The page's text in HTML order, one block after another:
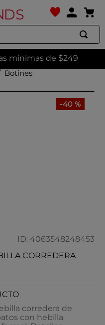
mínimas de $249
Botines
-40 %
ID: 4063548248453
CORREDERA
corredera de
con hebilla